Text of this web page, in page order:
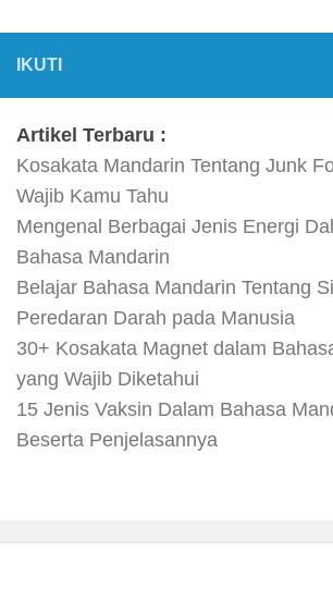
IKUTI
Artikel Terbaru :
Kosakata Mandarin Tentang Junk
Wajib Kamu Tahu
Mengenal Berbagai Jenis Energi
Bahasa Mandarin
Belajar Bahasa Mandarin Tentang
Peredaran Darah pada Manusia
30+ Kosakata Magnet dalam
yang Wajib Diketahui
15 Jenis Vaksin Dalam Bahasa
Beserta Penjelasannya